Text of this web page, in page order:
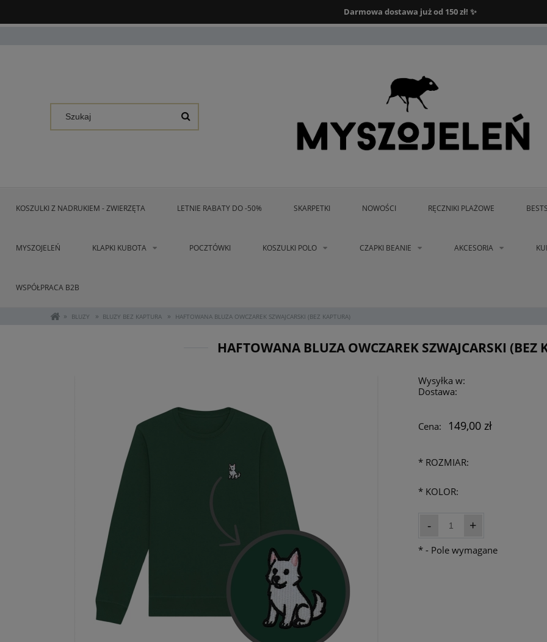
Darmowa dostawa od 150 zł.
Darmowa dostawa już od 150 zł! ✨
KOSZULKI Z NADRUKIEM - ZWIERZĘTA LETNIE RABATY DO -50% SKARPETKI NOWOŚCI RĘCZNIKI PLAŻOWE
MYSZOJELEŃ KLAPKI KUBOTA POCZTÓWKI KOSZULKI POLO CZAPKI BEANIE AKCESORIA
WSPÓŁPRACA B2B
» BLUZY » BLUZY BEZ KAPTURA » HAFTOWANA BLUZA OWCZAREK SZWAJCARSKI (BEZ KAPTURA)
HAFTOWANA BLUZA OWCZAREK SZWAJCARSKI (BEZ
Wysyłka w:
Dostawa:
Cena:
149,00 zł
*ROZMIAR:
*KOLOR:
- +
*- Pole wymagane